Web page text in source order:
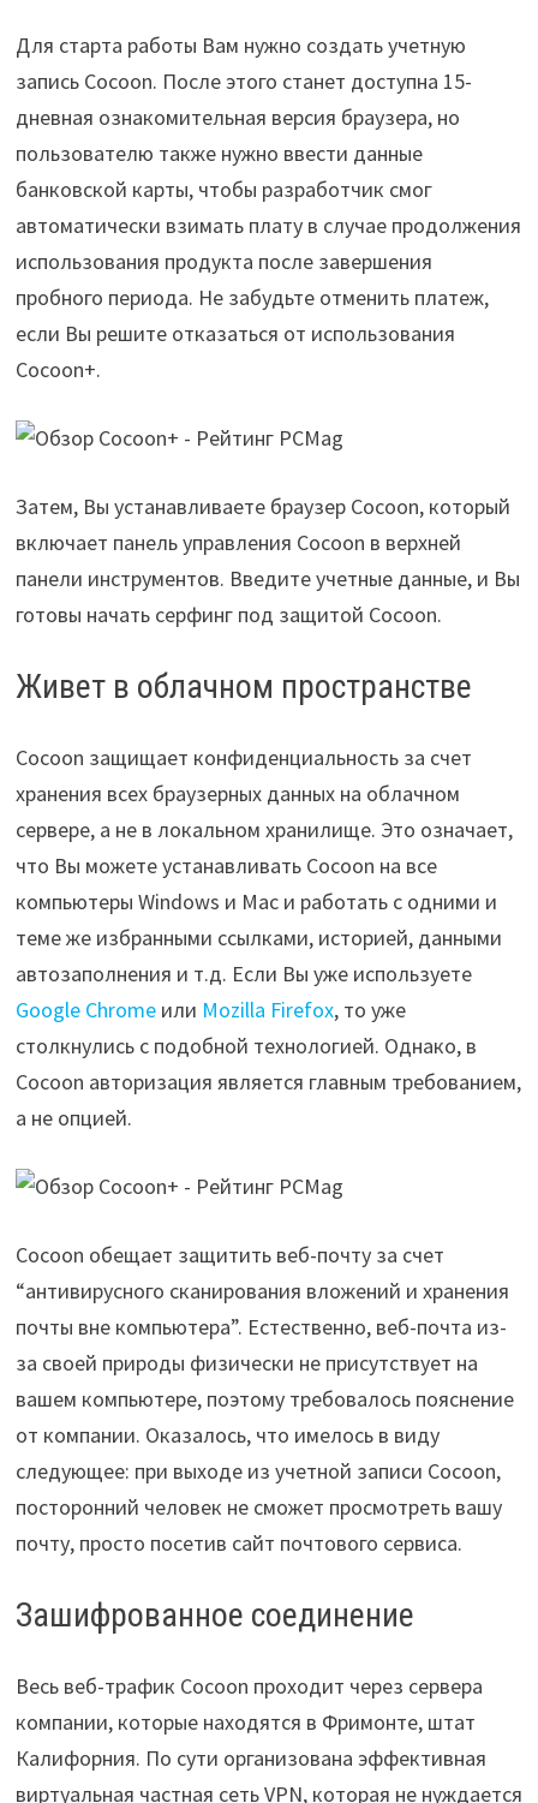
Для старта работы Вам нужно создать учетную
запись Cocoon. После этого станет доступна 15-
дневная ознакомительная версия браузера, но
пользователю также нужно ввести данные
банковской карты, чтобы разработчик смог
автоматически взимать плату в случае продолжения
использования продукта после завершения
пробного периода. Не забудьте отменить платеж,
если Вы решите отказаться от использования
Cocoon+.
Затем, Вы устанавливаете браузер Cocoon, который
включает панель управления Cocoon в верхней
панели инструментов. Введите учетные данные, и Вы
готовы начать серфинг под защитой Cocoon.
Живет в облачном пространстве
Cocoon защищает конфиденциальность за счет
хранения всех браузерных данных на облачном
сервере, а не в локальном хранилище. Это означает,
что Вы можете устанавливать Cocoon на все
компьютеры Windows и Mac и работать с одними и
теме же избранными ссылками, историей, данными
автозаполнения и т.д. Если Вы уже используете
Google Chromeили Mozilla Firefox, то уже
столкнулись с подобной технологией. Однако, в
Cocoon авторизация является главным требованием,
а не опцией.
Cocoon обещает защитить веб-почту за счет
“антивирусного сканирования вложений и хранения
почты вне компьютера”. Естественно, веб-почта из-
за своей природы физически не присутствует на
вашем компьютере, поэтому требовалось пояснение
от компании. Оказалось, что имелось в виду
следующее: при выходе из учетной записи Cocoon,
посторонний человек не сможет просмотреть вашу
почту, просто посетив сайт почтового сервиса.
Зашифрованное соединение
Весь веб-трафик Cocoon проходит через сервера
компании, которые находятся в Фримонте, штат
Калифорния. По сути организована эффективная
виртуальная частная сеть VPN, которая не нуждается